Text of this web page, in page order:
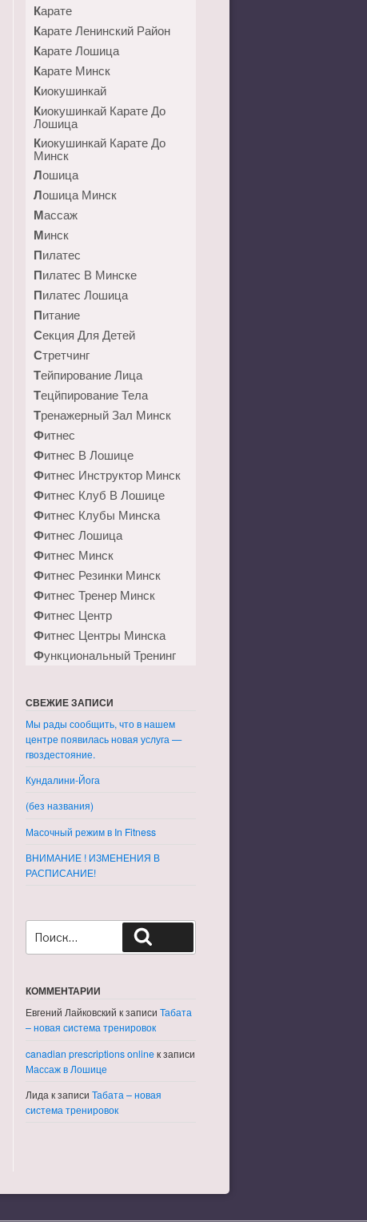
Карате
Карате Ленинский Район
Карате Лошица
Карате Минск
Киокушинкай
Киокушинкай Карате До
Лошица
Киокушинкай Карате До
Минск
Лошица
Лошица Минск
Массаж
Минск
Пилатес
Пилатес В Минске
Пилатес Лошица
Питание
Секция Для Детей
Стретчинг
Тейпирование Лица
Тецйпирование Тела
Тренажерный Зал Минск
Фитнес
Фитнес В Лошице
Фитнес Инструктор Минск
Фитнес Клуб В Лошице
Фитнес Клубы Минска
Фитнес Лошица
Фитнес Минск
Фитнес Резинки Минск
Фитнес Тренер Минск
Фитнес Центр
Фитнес Центры Минска
Функциональный Тренинг
СВЕЖИЕ ЗАПИСИ
Мы рады сообщить, что в нашем
центре появилась новая услуга —
гвоздестояние.
Кундалини-Йога
(без названия)
Масочный режим в In Fitness
ВНИМАНИЕ ! ИЗМЕНЕНИЯ В
РАСПИСАНИЕ!
Искать:
КОММЕНТАРИИ
Евгений Лайковский к записи Табата
– новая система тренировок
canadian prescriptions onlineк записи
Массаж в Лошице
Лида к записи Табата – новая
система тренировок